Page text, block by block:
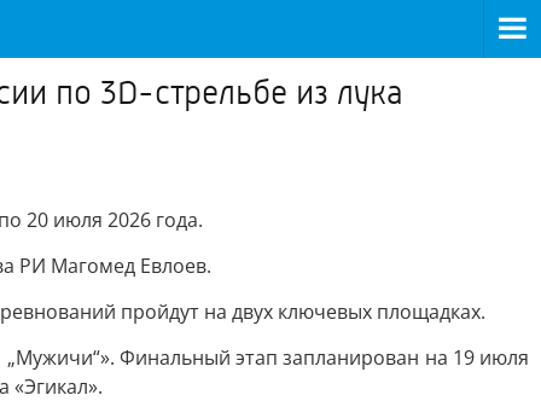
по 3D-стрельбе из лука
20 июля 2026 года.
РИ Магомед Евлоев.
пройдут на двух ключевых площадках.
Финальный этап запланирован на 19 июля